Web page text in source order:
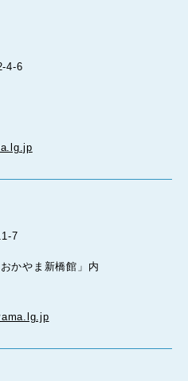
4-6
7
かやま新橋館」内